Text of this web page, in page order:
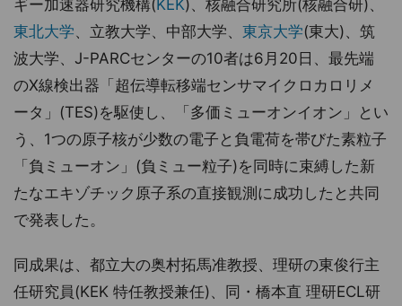
ギー加速器研究機構(KEK)、核融合研究所(核融合研)、
東北大学、立教大学、中部大学、 東京大学(東大)、筑
波大学、J-PARCセンターの10者は6月20日、最先端
のX線検出器「超伝導転移端センサマイクロカロリメ
ータ」(TES)を駆使し、「多価ミューオンイオン」とい
う、1つの原子核が少数の電子と負電荷を帯びた素粒子
「負ミューオン」(負ミュー粒子)を同時に束縛した新
たなエキゾチック原子系の直接観測に成功したと共同
で発表した。
同成果は、都立大の奥村拓馬准教授、理研の東俊行主
任研究員(KEK 特任教授兼任)、同・橋本直 理研ECL研